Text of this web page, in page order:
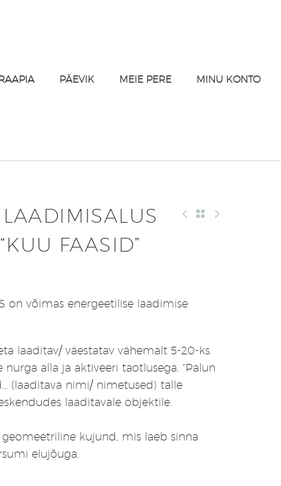
PÄEVIK MEIE PERE MINU KONTO
FAASID”
on võimas energeetilise laadimise
laaditav/ väestatav vähemalt 5-20-ks
alla ja aktiveeri taotlusega. “Palun
(laaditava nimi/ nimetused) talle
laaditavale objektile.
kujund, mis laeb sinna
elujõuga.